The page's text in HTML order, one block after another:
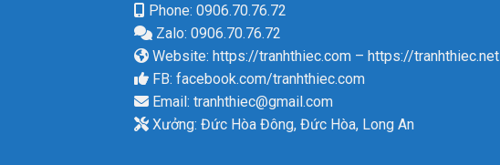
Phone: 0906.70.76.72
Zalo: 0906.70.76.72
Website: https://tranhthiec.com – https://tranhthiec.net
FB: facebook.com/tranhthiec.com
Email: tranhthiec@gmail.com
Xưởng: Đức Hòa Đông, Đức Hòa, Long An